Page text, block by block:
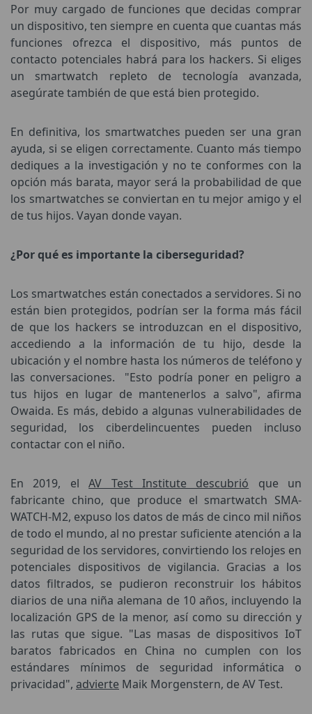
Por muy cargado de funciones que decidas comprar
un dispositivo, ten siempre en cuenta que cuantas más
funciones ofrezca el dispositivo, más puntos de
contacto potenciales habrá para los hackers. Si eliges
un smartwatch repleto de tecnología avanzada,
asegúrate también de que está bien protegido.
En definitiva, los smartwatches pueden ser una gran
ayuda, si se eligen correctamente. Cuanto más tiempo
dediques a la investigación y no te conformes con la
opción más barata, mayor será la probabilidad de que
los smartwatches se conviertan en tu mejor amigo y el
de tus hijos. Vayan donde vayan.
¿Por qué es importante la ciberseguridad?
Los smartwatches están conectados a servidores. Si no
están bien protegidos, podrían ser la forma más fácil
de que los hackers se introduzcan en el dispositivo,
accediendo a la información de tu hijo, desde la
ubicación y el nombre hasta los números de teléfono y
las conversaciones.
"Esto podría poner en peligro a
tus hijos en lugar de mantenerlos a salvo", afirma
Owaida. Es más, debido a algunas vulnerabilidades de
seguridad, los ciberdelincuentes pueden incluso
contactar con el niño.
En 2019, elAV Test Institute descubrió que un
fabricante chino, que produce el smartwatch SMA-
WATCH-M2, expuso los datos de más de cinco mil niños
de todo el mundo, al no prestar suficiente atención a la
seguridad de los servidores, convirtiendo los relojes en
potenciales dispositivos de vigilancia. Gracias a los
datos filtrados, se pudieron reconstruir los hábitos
diarios de una niña alemana de 10 años, incluyendo la
localización GPS de la menor, así como su dirección y
las rutas que sigue. "Las masas de dispositivos IoT
baratos fabricados en China no cumplen con los
estándares mínimos de seguridad informática o
privacidad", advierte Maik Morgenstern, de AV Test.